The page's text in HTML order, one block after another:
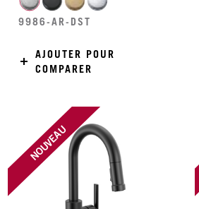
9986-AR-DST
AJOUTER POUR
COMPARER
NOUVEAU